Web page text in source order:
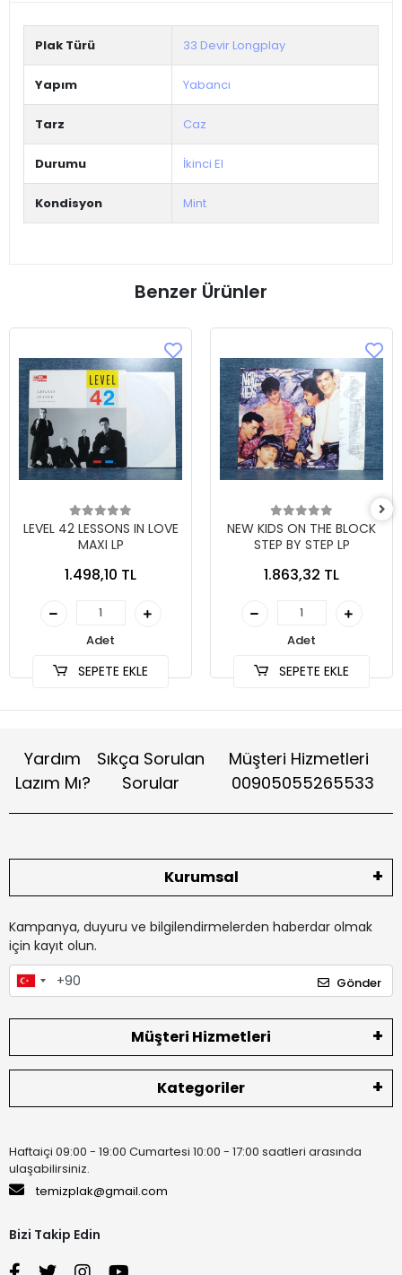
Plak Türü 33 Devir Longplay
Yapım Yabancı
Tarz Caz
Durumu İkinci El
Kondisyon Mint
Benzer Ürünler
LEVEL 42 LESSONS IN LOVE
MAXI LP
1.498,10 TL
Adet
SEPETE EKLE
NEW KIDS ON THE BLOCK
STEP BY STEP LP
1.863,32 TL
Adet
SEPETE EKLE
Yardım
Lazım Mı?
Sıkça Sorulan
Sorular
Müşteri Hizmetleri
00905055265533
Kurumsal
Kampanya, duyuru ve bilgilendirmelerden haberdar olmak
için kayıt olun.
Gönder
Müşteri Hizmetleri
Kategoriler
Haftaiçi 09:00 - 19:00 Cumartesi 10:00 - 17:00 saatleri arasında
ulaşabilirsiniz.
temizplak@gmail.com
Bizi Takip Edin